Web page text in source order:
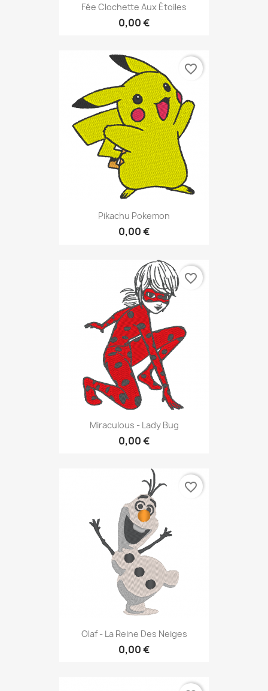
Fée Clochette Aux Étoiles
0,00 €
Pikachu Pokemon
0,00 €
favorite_border
Miraculous - Lady Bug
0,00 €
favorite_border
Olaf - La Reine Des Neiges
0,00 €
favorite_border